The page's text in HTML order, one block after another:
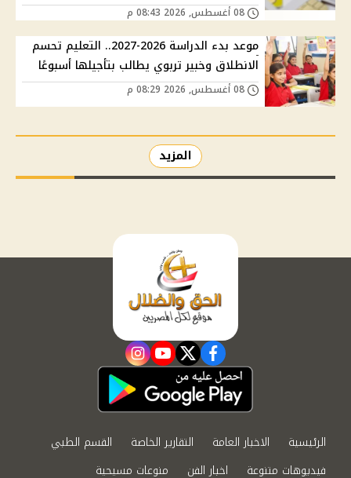
موعد بدء الدراسة 2026-2027.. التعليم تحسم
الانطلاق وخبير تربوي يطالب بتأجيلها أسبوعًا
المزيد
facebook
twitter
youtube
instagram
الرئيسية الاخبار العامة التقارير الخاصة
القسم الطبي
فيديوهات متنوعة
اخبار الفن منوعات مسيحية